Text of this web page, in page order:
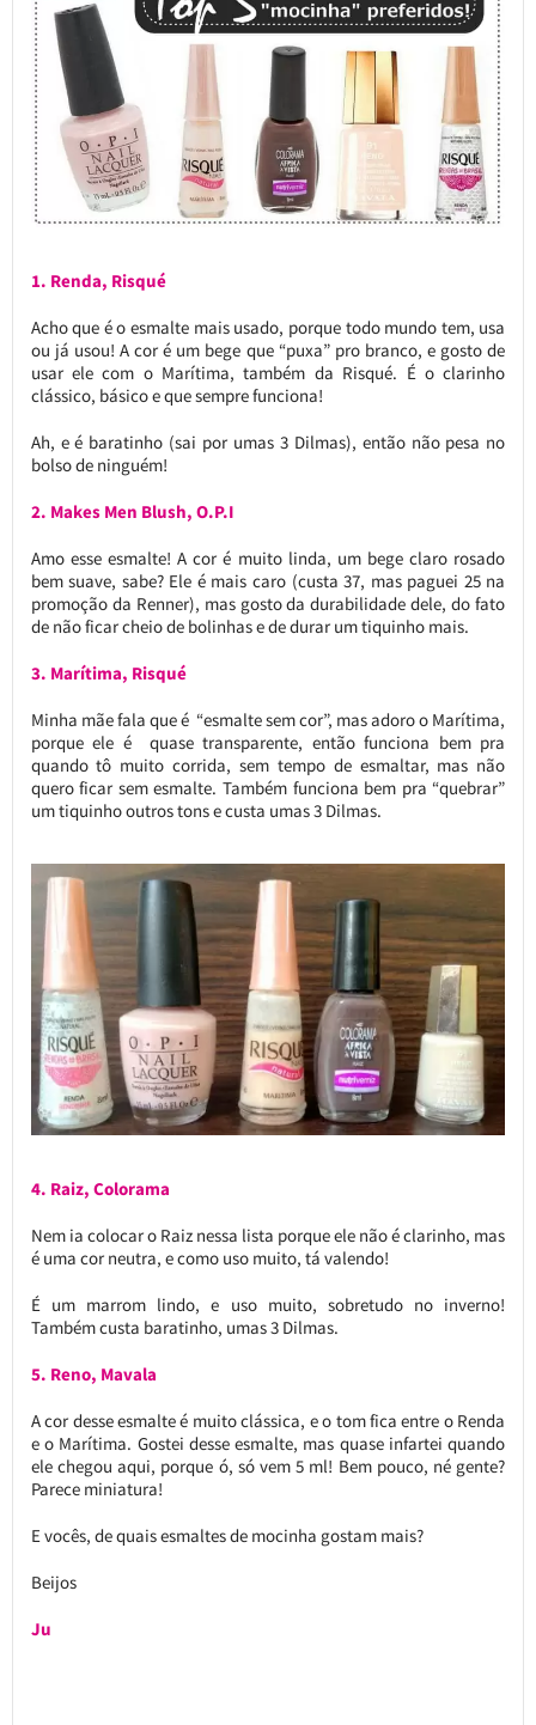
1. Renda, Risqué
Acho que é o esmalte mais usado, porque todo mundo tem, usa
ou já usou! A cor é um bege que “puxa” pro branco, e gosto de
usar ele com o Marítima, também da Risqué. É o clarinho
clássico, básico e que sempre funciona!
Ah, e é baratinho (sai por umas 3 Dilmas), então não pesa no
bolso de ninguém!
2. Makes Men Blush, O.P.I
Amo esse esmalte! A cor é muito linda, um bege claro rosado
bem suave, sabe? Ele é mais caro (custa 37, mas paguei 25 na
promoção da Renner), mas gosto da durabilidade dele, do fato
de não ficar cheio de bolinhas e de durar um tiquinho mais.
3. Marítima, Risqué
Minha mãe fala que é “esmalte sem cor”, mas adoro o Marítima,
porque ele é quase transparente, então funciona bem pra
quando tô muito corrida, sem tempo de esmaltar, mas não
quero ficar sem esmalte. Também funciona bem pra “quebrar”
um tiquinho outros tons e custa umas 3 Dilmas.
4. Raiz, Colorama
Nem ia colocar o Raiz nessa lista porque ele não é clarinho, mas
é uma cor neutra, e como uso muito, tá valendo!
É um marrom lindo, e uso muito, sobretudo no inverno!
Também custa baratinho, umas 3 Dilmas.
5. Reno, Mavala
A cor desse esmalte é muito clássica, e o tom fica entre o Renda
e o Marítima. Gostei desse esmalte, mas quase infartei quando
ele chegou aqui, porque ó, só vem 5 ml! Bem pouco, né gente?
Parece miniatura!
E vocês, de quais esmaltes de mocinha gostam mais?
Beijos
Ju